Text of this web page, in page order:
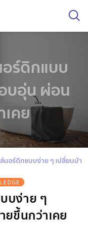
ร์ดิกแบบ
บอุ่น ผ่อน
คย
นอร์ดิกแบบง่าย ๆ เปลี่ยนบ้า
บง่าย ๆ
ขึ้นกว่าเคย